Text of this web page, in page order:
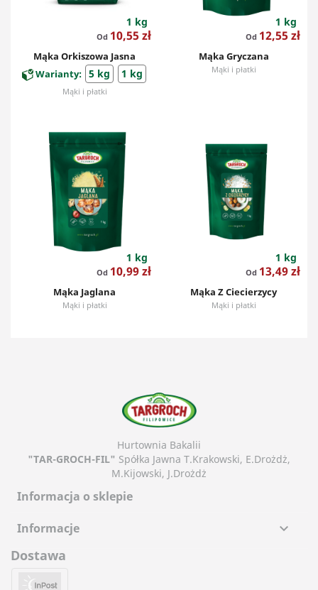
1 kg
Od Cena
10,55 zł
Mąka Orkiszowa Jasna
Warianty: 5 kg 1 kg
Mąki i płatki
1 kg
Od Cena
12,55 zł
Mąka Gryczana
Mąki i płatki
1 kg
Od Cena
10,99 zł
Mąka Jaglana
Mąki i płatki
1 kg
Od Cena
13,49 zł
Mąka Z Ciecierzycy
Mąki i płatki
Hurtownia Bakalii
"TAR-GROCH-FIL" Spółka Jawna T.Krakowski, E.Drożdż,
M.Kijowski, J.Drożdż
Informacja o sklepie
Informacje 
Dostawa